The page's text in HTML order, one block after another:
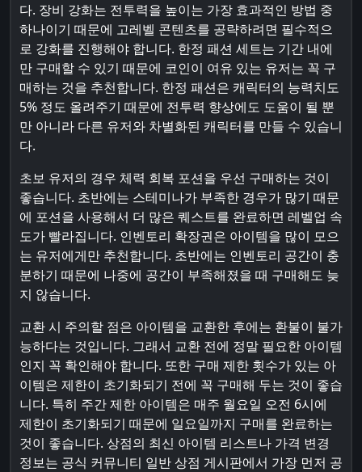
다. 장비 강화는 전투력을 높이는 가장 효과적인 방법 중
하나이기 때문에 고레벨 콘텐츠를 공략하려면 필수적으
로 강화를 진행해야 합니다. 한정 패션 세트는 기간 내에
만 구매할 수 있기 때문에 코인이 여유 있는 유저는 꼭 구
매하는 것을 추천합니다. 한정 패션은 캐릭터의 능력치도
5% 정도 올려주기 때문에 전투력 향상에도 도움이 될 뿐
만 아니라 다른 유저와 차별화된 캐릭터를 만들 수 있습니
다.
초보 유저의 경우 체력 회복 포션을 우선 구매하는 것이
좋습니다. 초반에는 스테미나가 부족한 경우가 많기 때문
에 포션을 사용해서 더 많은 퀘스트를 완료하면 레벨업 속
도가 빨라집니다. 인벤토리 확장권은 아이템을 많이 모으
는 유저에게만 추천합니다. 초반에는 인벤토리 공간이 충
분하기 때문에 나중에 공간이 부족해졌을 때 구매해도 늦
지 않습니다.
교환 시 주의할 점은 아이템을 교환한 후에는 환불이 불가
능하다는 것입니다. 그래서 교환 전에 정말 필요한 아이템
인지 꼭 확인해야 합니다. 또한 구매 제한 횟수가 있는 아
이템은 제한이 초기화되기 전에 꼭 구매해 두는 것이 좋습
니다. 특히 주간 제한 아이템은 매주 월요일 오전 6시에
제한이 초기화되기 때문에 일요일까지 구매를 완료하는
것이 좋습니다. 상점의 최신 아이템 리스트나 가격 변경
정보는 공식 커뮤니티 일반 상점 게시판에서 가장 먼저 공